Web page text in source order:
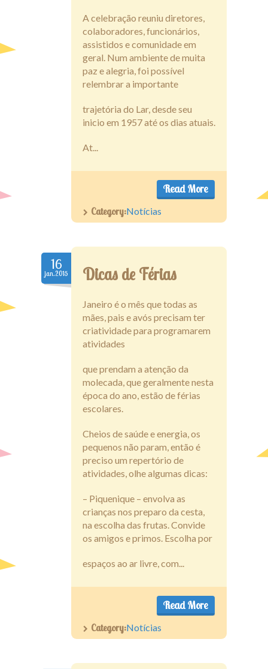
A celebração reuniu diretores,
colaboradores, funcionários,
assistidos e comunidade em
geral. Num ambiente de muita
paz e alegria, foi possível
relembrar a importante
trajetória do Lar, desde seu
inicio em 1957 até os dias atuais.
At...
Read More
Category:Notícias
16
jan.2015 Dicas de Férias
Janeiro é o mês que todas as
mães, pais e avós precisam ter
criatividade para programarem
atividades
que prendam a atenção da
molecada, que geralmente nesta
época do ano, estão de férias
escolares.
Cheios de saúde e energia, os
pequenos não param, então é
preciso um repertório de
atividades, olhe algumas dicas:
– Piquenique – envolva as
crianças nos preparo da cesta,
na escolha das frutas. Convide
os amigos e primos. Escolha por
espaços ao ar livre, com...
Read More
Category:Notícias